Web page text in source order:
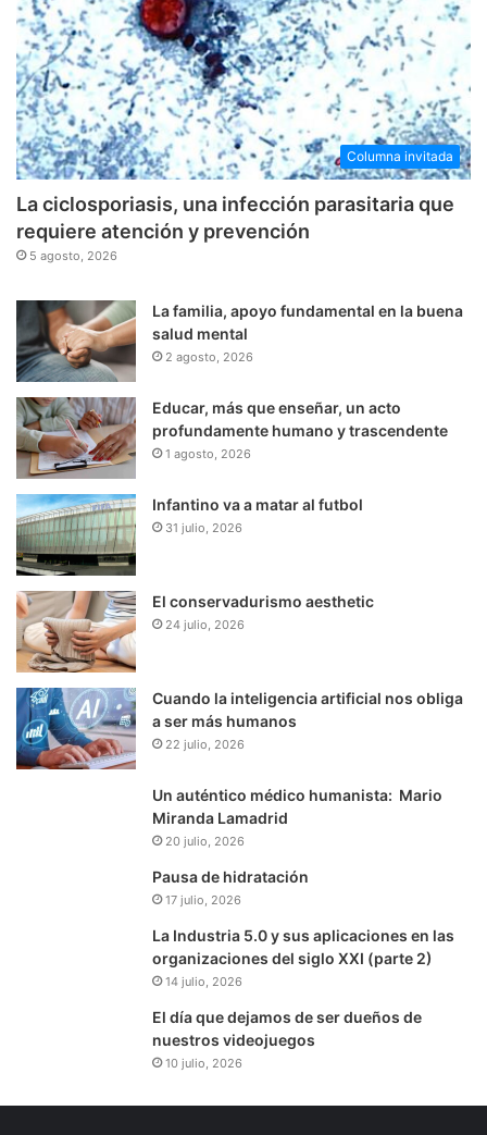
Columna invitada
La ciclosporiasis, una infección parasitaria que
requiere atención y prevención
5 agosto, 2026
La familia, apoyo fundamental en la buena
salud mental
2 agosto, 2026
Educar, más que enseñar, un acto
profundamente humano y trascendente
1 agosto, 2026
Infantino va a matar al futbol
31 julio, 2026
El conservadurismo aesthetic
24 julio, 2026
Cuando la inteligencia artificial nos obliga
a ser más humanos
22 julio, 2026
Un auténtico médico humanista: Mario
Miranda Lamadrid
20 julio, 2026
Pausa de hidratación
17 julio, 2026
La Industria 5.0 y sus aplicaciones en las
organizaciones del siglo XXI (parte 2)
14 julio, 2026
El día que dejamos de ser dueños de
nuestros videojuegos
10 julio, 2026